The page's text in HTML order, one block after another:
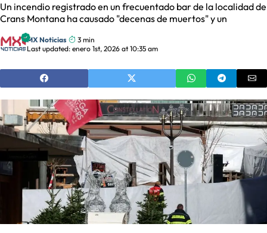
Un incendio registrado en un frecuentado bar de la localidad de
Crans Montana ha causado "decenas de muertos" y un
MX Noticias
3 min
Last updated: enero 1st, 2026 at 10:35 am